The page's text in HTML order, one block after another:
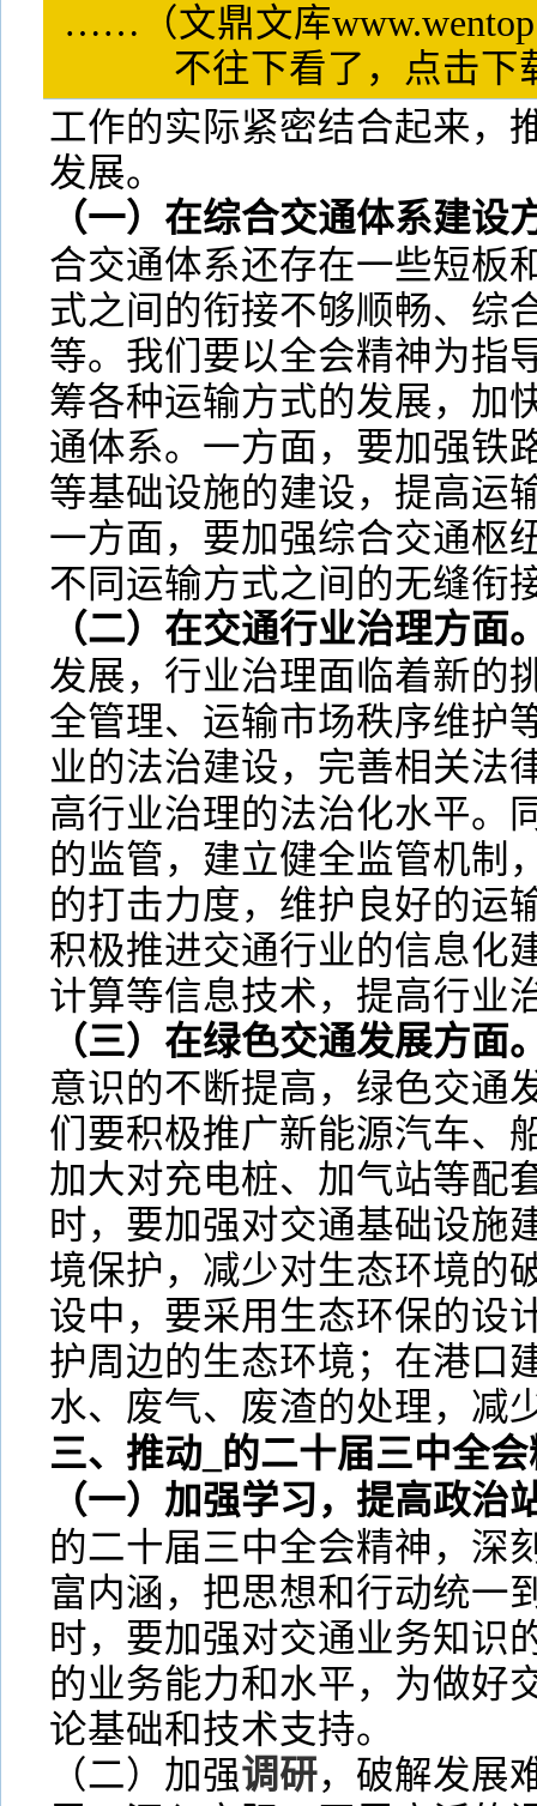
……（文鼎文库
不往下看了，点击
工作的实际紧密结合起来，
发展。
（一）在综合交通体系建设
合交通体系还存在一些短板
式之间的衔接不够顺畅、综
等。我们要以全会精神为指
筹各种运输方式的发展，加
通体系。一方面，要加强铁
等基础设施的建设，提高运
一方面，要加强综合交通枢
不同运输方式之间的无缝衔
（二）在交通行业治理方面
发展，行业治理面临着新的
全管理、运输市场秩序维护
业的法治建设，完善相关法
高行业治理的法治化水平。
的监管，建立健全监管机制
的打击力度，维护良好的运
积极推进交通行业的信息化
计算等信息技术，提高行业
（三）在绿色交通发展方面
意识的不断提高，绿色交通
们要积极推广新能源汽车、
加大对充电桩、加气站等配
时，要加强对交通基础设施
境保护，减少对生态环境的
设中，要采用生态环保的设
护周边的生态环境；在港口
水、废气、废渣的处理，减
三、推动_的二十届三中全
（一）加强学习，提高政治
的二十届三中全会精神，深
富内涵，把思想和行动统一
时，要加强对交通业务知识
的业务能力和水平，为做好
论基础和技术支持。
（二）加强调研，破解发展